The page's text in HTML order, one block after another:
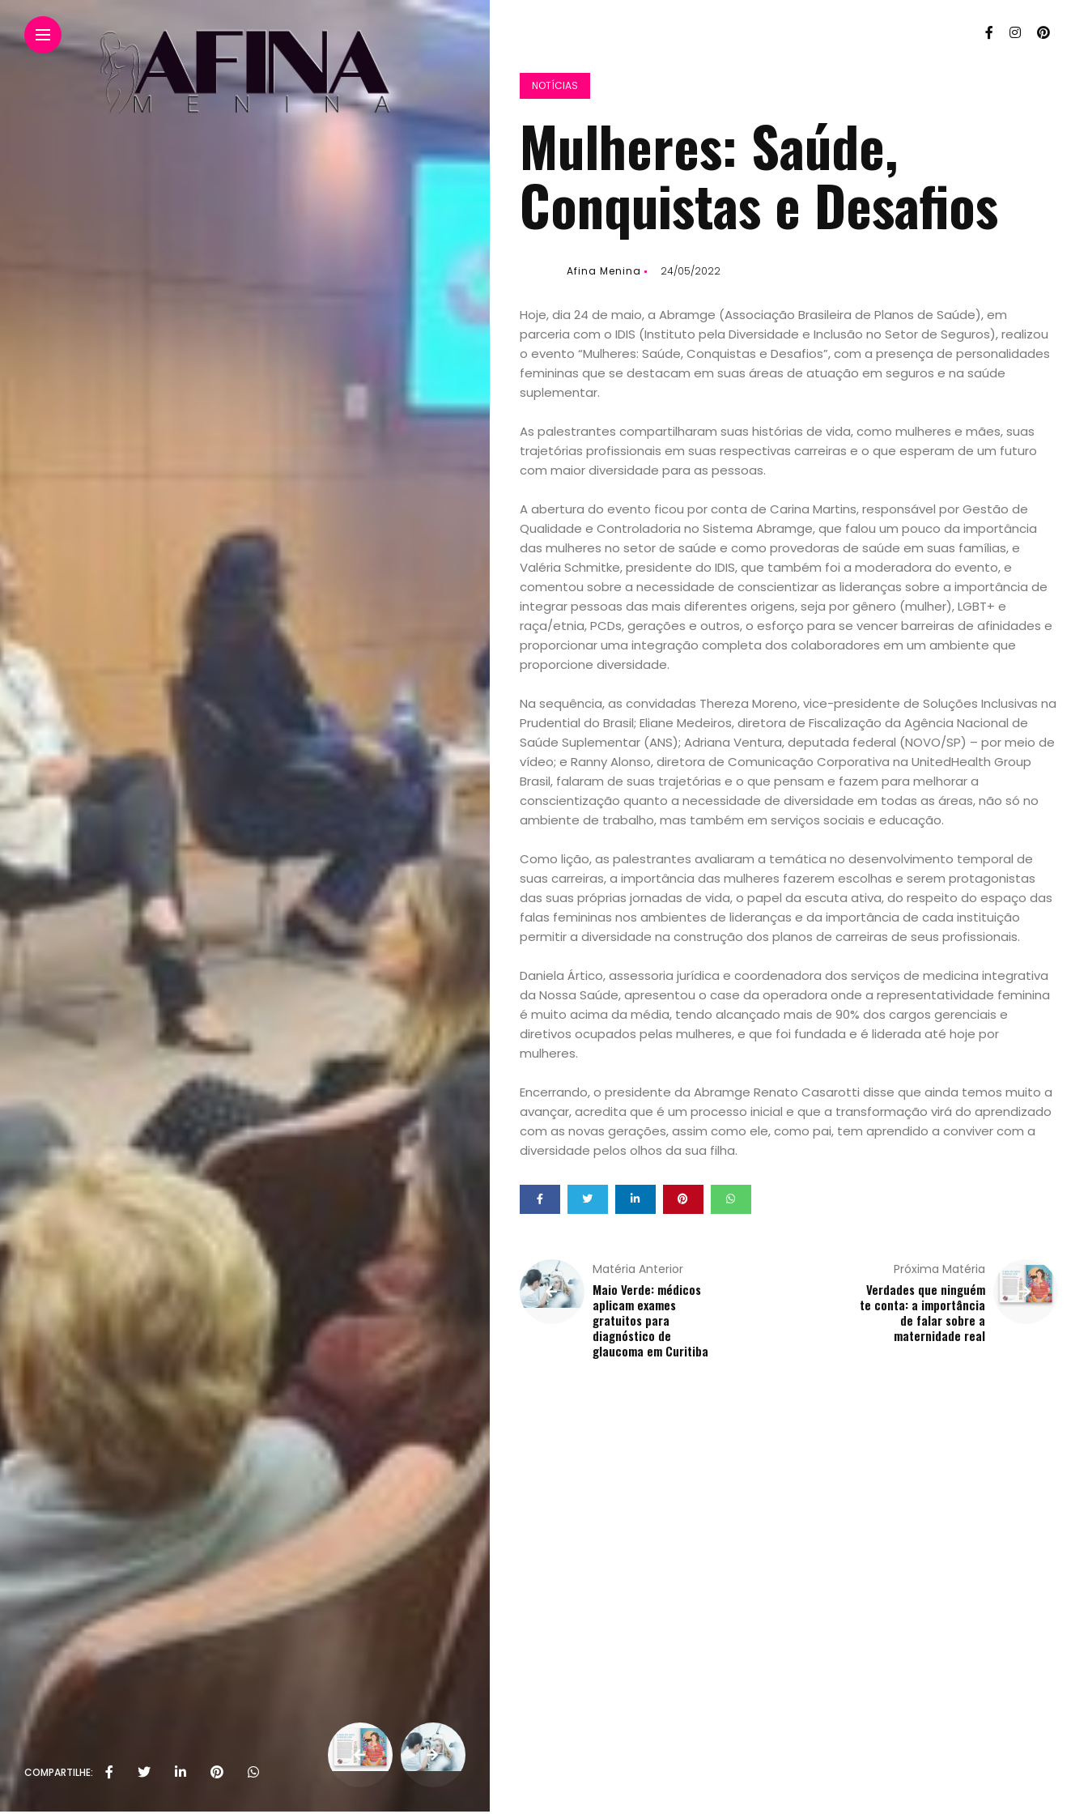
Início
Academia
Beleza
Bora
lá!
Casa
e
Decoração
Exclusiva
Homem
Mães
&
Filhos
Opinião
Pets
Receitas
COMPARTILHE:
NOTÍCIAS
Mulheres: Saúde,
Conquistas e Desafios
Afina Menina 24/05/2022
Hoje, dia 24 de maio, a Abramge (Associação Brasileira de Planos de Saúde), em
parceria com o IDIS (Instituto pela Diversidade e Inclusão no Setor de Seguros), realizou
o evento “Mulheres: Saúde, Conquistas e Desafios”, com a presença de personalidades
femininas que se destacam em suas áreas de atuação em seguros e na saúde
suplementar.
As palestrantes compartilharam suas histórias de vida, como mulheres e mães, suas
trajetórias profissionais em suas respectivas carreiras e o que esperam de um futuro
com maior diversidade para as pessoas.
A abertura do evento ficou por conta de Carina Martins, responsável por Gestão de
Qualidade e Controladoria no Sistema Abramge, que falou um pouco da importância
das mulheres no setor de saúde e como provedoras de saúde em suas famílias, e
Valéria Schmitke, presidente do IDIS, que também foi a moderadora do evento, e
comentou sobre a necessidade de conscientizar as lideranças sobre a importância de
integrar pessoas das mais diferentes origens, seja por gênero (mulher), LGBT+ e
raça/etnia, PCDs, gerações e outros, o esforço para se vencer barreiras de afinidades e
proporcionar uma integração completa dos colaboradores em um ambiente que
proporcione diversidade.
Na sequência, as convidadas Thereza Moreno, vice-presidente de Soluções Inclusivas na
Prudential do Brasil; Eliane Medeiros, diretora de Fiscalização da Agência Nacional de
Saúde Suplementar (ANS); Adriana Ventura, deputada federal (NOVO/SP) – por meio de
vídeo; e Ranny Alonso, diretora de Comunicação Corporativa na UnitedHealth Group
Brasil, falaram de suas trajetórias e o que pensam e fazem para melhorar a
conscientização quanto a necessidade de diversidade em todas as áreas, não só no
ambiente de trabalho, mas também em serviços sociais e educação.
Como lição, as palestrantes avaliaram a temática no desenvolvimento temporal de
suas carreiras, a importância das mulheres fazerem escolhas e serem protagonistas
das suas próprias jornadas de vida, o papel da escuta ativa, do respeito do espaço das
falas femininas nos ambientes de lideranças e da importância de cada instituição
permitir a diversidade na construção dos planos de carreiras de seus profissionais.
Daniela Ártico, assessoria jurídica e coordenadora dos serviços de medicina integrativa
da Nossa Saúde, apresentou o case da operadora onde a representatividade feminina
é muito acima da média, tendo alcançado mais de 90% dos cargos gerenciais e
diretivos ocupados pelas mulheres, e que foi fundada e é liderada até hoje por
mulheres.
Encerrando, o presidente da Abramge Renato Casarotti disse que ainda temos muito a
avançar, acredita que é um processo inicial e que a transformação virá do aprendizado
com as novas gerações, assim como ele, como pai, tem aprendido a conviver com a
diversidade pelos olhos da sua filha.
Matéria Anterior
Maio Verde: médicos
aplicam exames
gratuitos para
diagnóstico de
glaucoma em Curitiba
Próxima Matéria
Verdades que ninguém
te conta: a importância
de falar sobre a
maternidade real